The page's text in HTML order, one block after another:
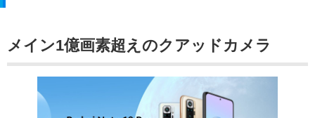
メイン1億画素超えのクアッドカメラ